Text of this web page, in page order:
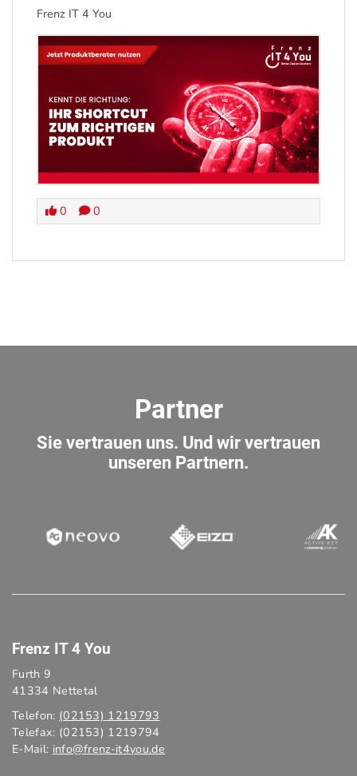
Frenz IT 4 You
0 0
Partner
Sie vertrauen uns. Und wir vertrauen
unseren Partnern.
Frenz IT 4 You
Furth 9
41334 Nettetal
Telefon: (02153) 1219793
Telefax: (02153) 1219794
E-Mail: info@frenz-it4you.de